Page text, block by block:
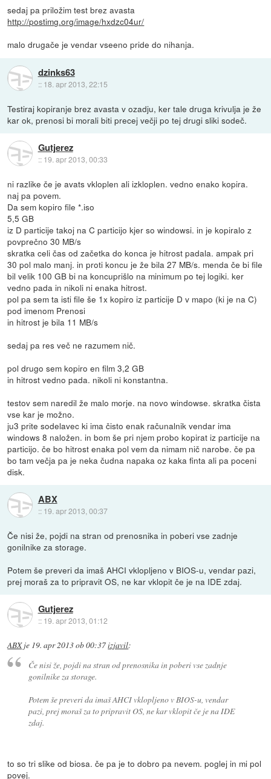
sedaj pa priložim test brez avasta
http://postimg.org/image/hxdzc04ur/
malo drugače je vendar vseeno pride do nihanja.
dzinks63
:: 18. apr 2013, 22:15
Testiraj kopiranje brez avasta v ozadju, ker tale druga krivulja je že
kar ok, prenosi bi morali biti precej večji po tej drugi sliki sodeč.
Gutjerez
:: 19. apr 2013, 00:33
ni razlike če je avats vkloplen ali izkloplen. vedno enako kopira.
naj pa povem.
Da sem kopiro file *.iso
5,5 GB
iz D particije takoj na C particijo kjer so windowsi. in je kopiralo z
povprečno 30 MB/s
skratka celi čas od začetka do konca je hitrost padala. ampak pri
30 pol malo manj. in proti koncu je že bila 27 MB/s. menda če bi file
bil velik 100 GB bi na koncuprišlo na minimum po tej logiki. ker
vedno pada in nikoli ni enaka hitrost.
pol pa sem ta isti file še 1x kopiro iz particije D v mapo (ki je na C)
pod imenom Prenosi
in hitrost je bila 11 MB/s
sedaj pa res več ne razumem nič.
pol drugo sem kopiro en film 3,2 GB
in hitrost vedno pada. nikoli ni konstantna.
testov sem naredil že malo morje. na novo windowse. skratka čista
vse kar je možno.
ju3 prite sodelavec ki ima čisto enak računalnik vendar ima
windows 8 naložen. in bom še pri njem probo kopirat iz particije na
particijo. če bo hitrost enaka pol vem da nimam nič narobe. če pa
bo tam večja pa je neka čudna napaka oz kaka finta ali pa poceni
disk.
ABX
:: 19. apr 2013, 00:37
Če nisi že, pojdi na stran od prenosnika in poberi vse zadnje
gonilnike za storage.
Potem še preveri da imaš AHCI vklopljeno v BIOS-u, vendar pazi,
prej moraš za to pripravit OS, ne kar vklopit če je na IDE zdaj.
Gutjerez
:: 19. apr 2013, 01:12
ABXje 19. apr 2013 ob 00:37izjavil:
Če nisi že, pojdi na stran od prenosnika in poberi vse zadnje
gonilnike za storage.
Potem še preveri da imaš AHCI vklopljeno v BIOS-u, vendar
pazi, prej moraš za to pripravit OS, ne kar vklopit če je na IDE
zdaj.
to so tri slike od biosa. če pa je to dobro pa nevem. poglej in mi pol
povej.